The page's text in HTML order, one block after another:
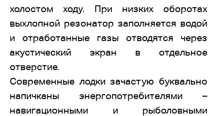
холостом ходу. При низких оборотах
выхлопной резонатор заполняется водой
и отработанные газы отводятся через
акустический экран в отдельное
отверстие.
Современные лодки зачастую буквально
напичканы энергопотребителями –
навигационными и рыболовными